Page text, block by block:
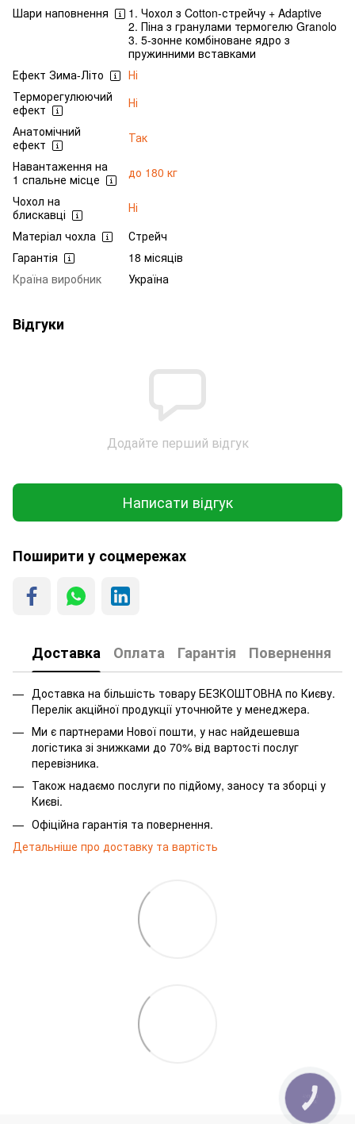
Шари наповнення
1. Чохол з Cotton-стрейчу + Adaptive
2. Піна з гранулами термогелю Granolo
3. 5-зонне комбіноване ядро з
пружинними вставками
Ефект Зима-Літо
Ні
Терморегулюючий
ефект
Ні
Анатомічний
ефект
Так
Навантаження на
1 спальне місце
до 180 кг
Чохол на
блискавці
Ні
Матеріал чохла
Стрейч
Гарантія
18 місяців
Країна виробник
Україна
Відгуки
Додайте перший відгук
Написати відгук
Поширити у соцмережах
Доставка Оплата Гарантія Повернення
Доставка на більшість товару БЕЗКОШТОВНА по Києву.
Перелік акційної продукції уточнюйте у менеджера.
Ми є партнерами Нової пошти, у нас найдешевша
логістика зі знижками до 70% від вартості послуг
перевізника.
Також надаємо послуги по підйому, заносу та зборці у
Києві.
Офіційна гарантія та повернення.
Детальніше про доставку та вартість
КНОПКА
ЗВ'ЯЗКУ